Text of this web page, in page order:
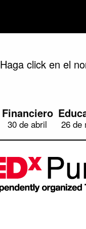
Haga click en el
Financiero
30 de abril 26 de